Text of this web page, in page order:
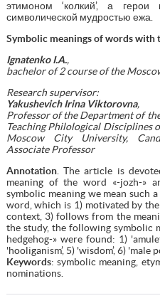
этимоном ‘колкий’, а
символической мудростью ежа.
Symbolic meanings of words with
Ignatenko I.A.,
bachelor of 2 course of the
Research supervisor:
Yakushevich Irina Viktorovna,
Professor of the Department of
Teaching Philological Disciplines
Moscow City University,
Associate Professor
Annotation. The article is
meaning of the word «-jozh-»
symbolic meaning we mean such
word, which is 1) motivated by
context, 3) follows from the
the study, the following symbolic
hedgehog-» were found: 1)
'hooliganism’, 5) 'wisdom’, 6) 'male
Keywords: symbolic meaning,
nominations.